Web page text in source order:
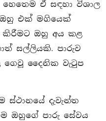
ඒ සඳහා විශාල
ඔහු එක් මගියෙක්
ඔහු අය කළ
සල්ලියකි. පාරුව
ගෙවූ දෛනික වැටුප
ස්ථානයේ දැවැන්ත
ඔහුගේ පාරු සේවය